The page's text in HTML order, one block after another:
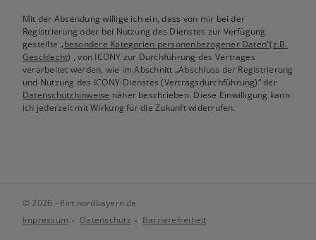
Mit der Absendung willige ich ein, dass von mir bei der
Registrierung oder bei Nutzung des Dienstes zur Verfügung
gestellte„besondere Kategorien personenbezogener Daten“(z.B.
Geschlecht) , von ICONY zur Durchführung des Vertrages
verarbeitet werden, wie im Abschnitt „Abschluss der Registrierung
und Nutzung des ICONY-Dienstes (Vertragsdurchführung)“ der
Datenschutzhinweise näher beschrieben. Diese Einwilligung kann
ich jederzeit mit Wirkung für die Zukunft widerrufen.
© 2026 - flirt.nordbayern.de
Impressum
Datenschutz Barrierefreiheit